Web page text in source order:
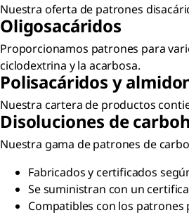
Nuestra oferta de patrones
Oligosacáridos
Proporcionamos patrones para
ciclodextrina y la acarbosa.
Polisacáridos y
Nuestra cartera de productos
Disoluciones de
Nuestra gama de patrones de
Fabricados y certificados
Se suministran con un
Compatibles con los